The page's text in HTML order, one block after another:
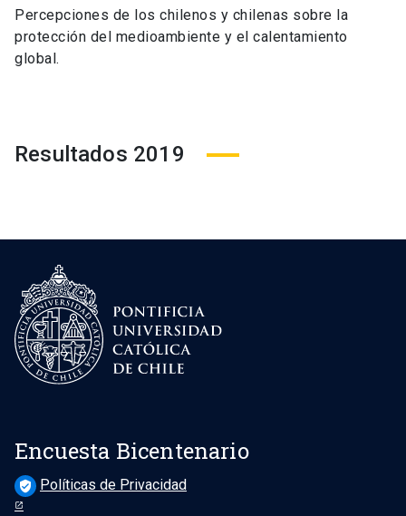
Percepciones de los chilenos y chilenas sobre la
protección del medioambiente y el calentamiento
global.
Resultados 2019
Encuesta Bicentenario
verified_user Políticas de Privacidad